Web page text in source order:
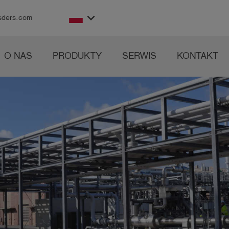
keyboard_arrow_down
O NAS PRODUKTY SERWIS KONTAKT